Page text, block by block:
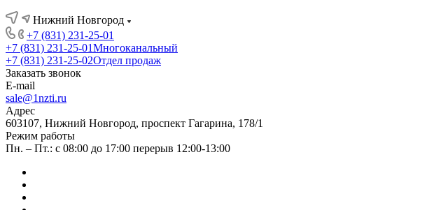
Нижний Новгород
+7 (831) 231-25-01
+7 (831) 231-25-01Многоканальный
+7 (831) 231-25-02Отдел продаж
Заказать звонок
E-mail
sale@1nzti.ru
Адрес
603107, Нижний Новгород, проспект Гагарина, 178/1
Режим работы
Пн. – Пт.: с 08:00 до 17:00 перерыв 12:00-13:00